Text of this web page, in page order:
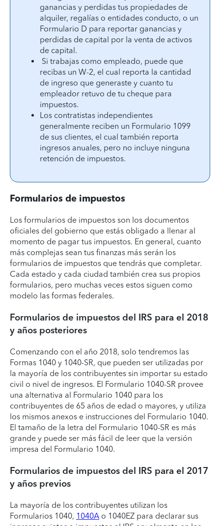
ganancias y perdidas tus propiedades de
alquiler, regalías o entidades conducto, o un
Formulario D para reportar ganancias y
perdidas de capital por la venta de activos
de capital.
Si trabajas como empleado, puede que
recibas un W-2, el cual reporta la cantidad
de ingreso que generaste y cuanto tu
empleador retuvo de tu cheque para
impuestos.
Los contratistas independientes
generalmente reciben un Formulario 1099
de sus clientes, el cual también reporta
ingresos anuales, pero no incluye ninguna
retención de impuestos.
Formularios de impuestos
Los formularios de impuestos son los documentos
oficiales del gobierno que estás obligado a llenar al
momento de pagar tus impuestos. En general, cuanto
más complejas sean tus finanzas más serán los
formularios de impuestos que tendrás que completar.
Cada estado y cada ciudad también crea sus propios
formularios, pero muchas veces estos siguen como
modelo las formas federales.
Formularios de impuestos del IRS para el 2018
y años posteriores
Comenzando con el año 2018, solo tendremos las
Formas 1040 y 1040-SR, que pueden ser utilizadas por
la mayoría de los contribuyentes sin importar su estado
civil o nivel de ingresos. El Formulario 1040-SR provee
una alternativa al Formulario 1040 para los
contribuyentes de 65 años de edad o mayores, y utiliza
los mismos anexos e instrucciones del Formulario 1040.
El tamaño de la letra del Formulario 1040-SR es más
grande y puede ser más fácil de leer que la versión
impresa del Formulario 1040.
Formularios de impuestos del IRS para el 2017
y años previos
La mayoría de los contribuyentes utilizan los
Formularios 1040, 1040A o 1040EZ para declarar sus